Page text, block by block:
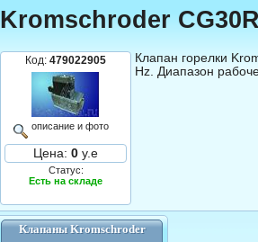
Kromschroder
Код:479022905
описание и фото
Цена: 0 у.е
Статус:
Есть на складе
Клапан горелки
Hz. Диапазон
Клапаны Kromschroder